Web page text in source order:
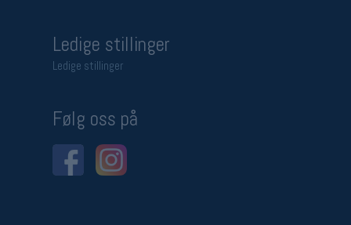
Ledige stillinger
Ledige stillinger
Følg oss på